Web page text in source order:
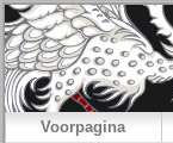
Voorpagina